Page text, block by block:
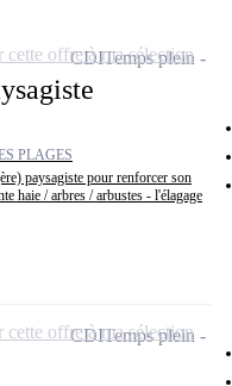
PLAGES
paysagiste pour renforcer son
haie / arbres / arbustes - l'élagage
CDITemps plein
cette offre à ma sélection
CDITemps plein
cette offre à ma sélection